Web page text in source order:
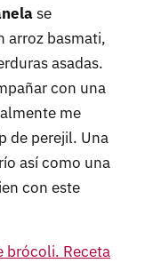
se
arroz basmati,
asadas.
con una
me
de perejil. Una
así como una
con este
brócoli. Receta